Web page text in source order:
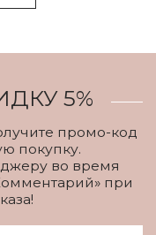
5%
промо-код
покупку.
во время
при